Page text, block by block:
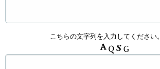
こちらの文字列を入力してください。